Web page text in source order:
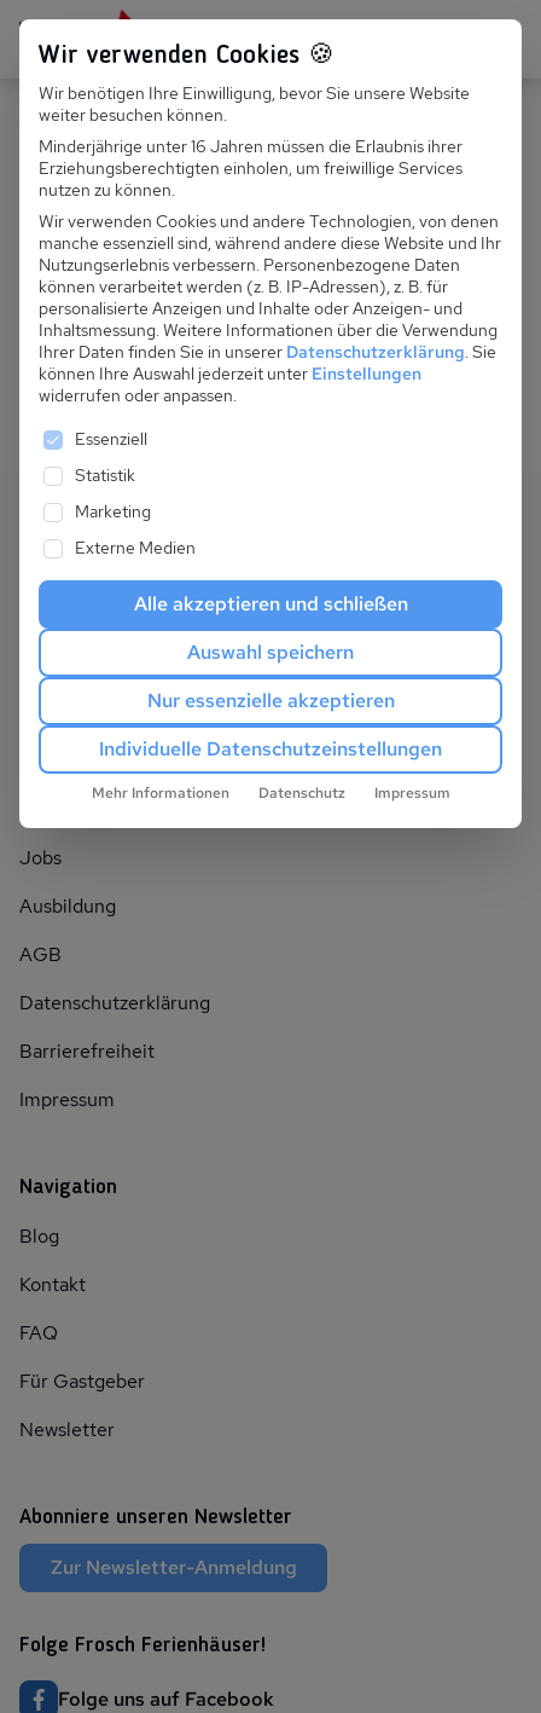
Persönlich für dich da: +49 251 899 050
Suchfeld
Suchen
Hopp­la, hier geht es nicht
wei­ter!
Wir können die Seite, die du gesucht hast, nicht finden.
Aber keine Sorge, auf der Startseite geht die Suche nach
deinem Traumferienhaus weiter.
Zurück zur Startseite
Dein Spezialist für Ostsee und Alpen
© Frosch Ferienhäuser 2026
Unternehmen
Jobs
Ausbildung
AGB
Datenschutzerklärung
Barrierefreiheit
Impressum
Navigation
Blog
Kontakt
FAQ
Für Gastgeber
Newsletter
Abonniere unseren Newsletter
Zur Newsletter-Anmeldung
Folge Frosch Ferienhäuser!
Folge uns auf Facebook
Wir verwenden Cookies 🍪
Wir benötigen Ihre Einwilligung, bevor Sie unsere Website
weiter besuchen können.
Minderjährige unter 16 Jahren müssen die Erlaubnis ihrer
Erziehungsberechtigten einholen, um freiwillige Services
nutzen zu können.
Wir verwenden Cookies und andere Technologien, von denen
manche essenziell sind, während andere diese Website und Ihr
Nutzungserlebnis verbessern. Personenbezogene Daten
können verarbeitet werden (z. B. IP-Adressen), z. B. für
personalisierte Anzeigen und Inhalte oder Anzeigen- und
Inhaltsmessung. Weitere Informationen über die Verwendung
Ihrer Daten finden Sie in unserer Datenschutzerklärung. Sie
können Ihre Auswahl jederzeit unter Einstellungen
widerrufen oder anpassen.
Es folgt eine Liste der Service-Gruppen, für die
Essenziell
Statistik
Marketing
Externe Medien
Alle akzeptieren und schließen
Auswahl speichern
Nur essenzielle akzeptieren
Individuelle Datenschutzeinstellungen
Mehr Informationen Datenschutz Impressum
Persönlich für dich da: +49 251 899 050
Suchfeld
Suchen
Persönlich für dich da: +49 251 899 050
Suchfeld
Suchen